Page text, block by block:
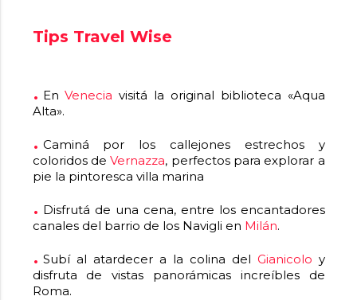
Tips Travel Wise
EnVenecia visitá la original biblioteca «Aqua
Alta».
Caminá por los callejones estrechos y
coloridos de Vernazza, perfectos para explorar a
pie la pintoresca villa marina
Disfrutá de una cena, entre los encantadores
canales del barrio de los Navigli en Milán.
Subí al atardecer a la colina del Gianicolo y
disfruta de vistas panorámicas increíbles de
Roma.